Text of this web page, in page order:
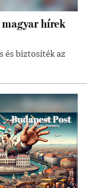
hírek
és biztosíték az